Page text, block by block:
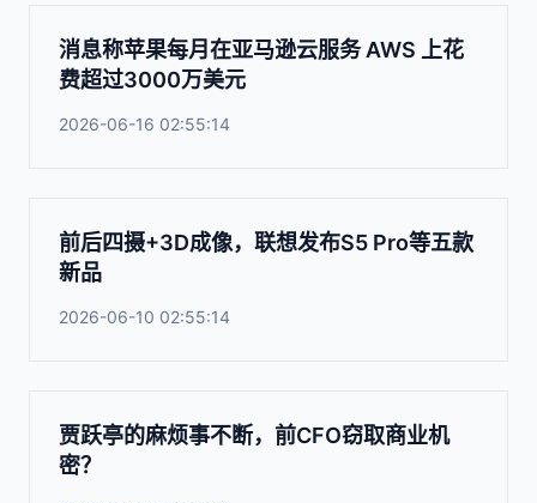
消息称苹果每月在亚马逊云服务 AWS 上花
费超过3000万美元
2026-06-16 02:55:14
前后四摄+3D成像，联想发布S5 Pro等五款
新品
2026-06-10 02:55:14
贾跃亭的麻烦事不断，前CFO窃取商业机
密？